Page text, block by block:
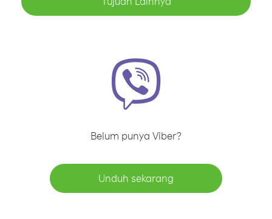
Belum punya Viber?
Unduh sekarang